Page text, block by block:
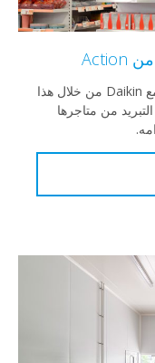
تعمل شركة Action على تعزيز شراكتها مع Daikin من خلال هذا
من متاجرها